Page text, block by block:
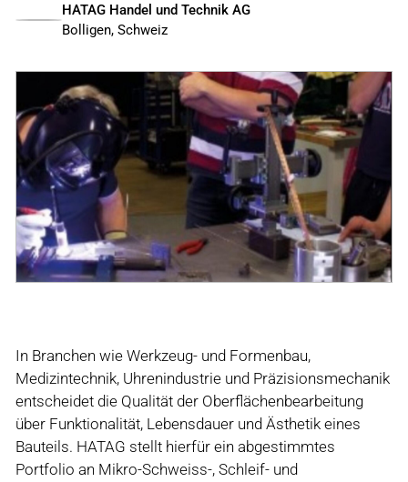
HATAG Handel und Technik AG
Bolligen, Schweiz
In Branchen wie Werkzeug- und Formenbau,
Medizintechnik, Uhrenindustrie und Präzisionsmechanik
entscheidet die Qualität der Oberflächenbearbeitung
über Funktionalität, Lebensdauer und Ästhetik eines
Bauteils. HATAG stellt hierfür ein abgestimmtes
Portfolio an Mikro-Schweiss-, Schleif- und